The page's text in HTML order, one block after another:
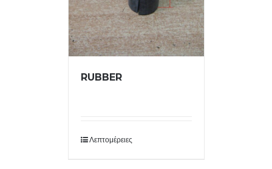
RUBBER
Λεπτομέρειες